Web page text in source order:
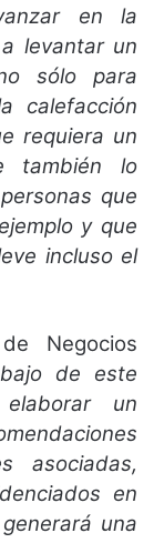
en la
levantar un
sólo para
calefacción
requiera un
también lo
que
y que
incluso el
Negocios
de este
un
asociadas,
en
una